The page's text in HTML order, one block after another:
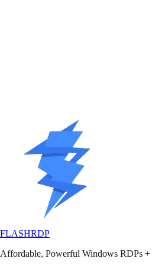
Rocky Linux 9 Desktop
FLASHRDP
Affordable, Powerful Windows RDPs